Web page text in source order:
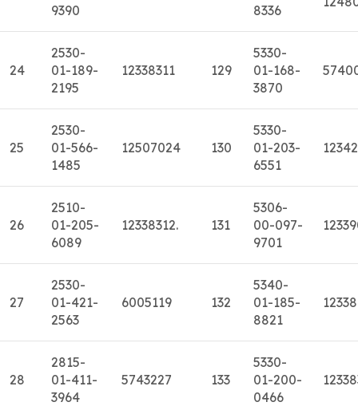
9390
8336
24
2530-
01-189-
2195
12338311 129
5330-
01-168-
3870
25
2530-
01-566-
1485
12507024 130
5330-
01-203-
6551
26
2510-
01-205-
6089
12338312. 131
5306-
00-097-
9701
27
2530-
01-421-
2563
6005119 132
5340-
01-185-
8821
28
2815-
01-411-
3964
5743227 133
5330-
01-200-
0466